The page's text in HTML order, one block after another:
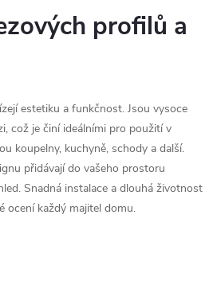
profilů a
estetiku a funkčnost. Jsou vysoce
což je činí ideálními pro použití v
koupelny, kuchyně, schody a další.
přidávají do vašeho prostoru
Snadná instalace a dlouhá životnost
ocení každý majitel domu.